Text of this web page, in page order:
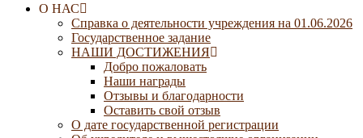
О НАС
Справка о деятельности учреждения на 01.06.2026
Государственное задание
НАШИ ДОСТИЖЕНИЯ
Добро пожаловать
Наши награды
Отзывы и благодарности
Оставить свой отзыв
О дате государственной регистрации